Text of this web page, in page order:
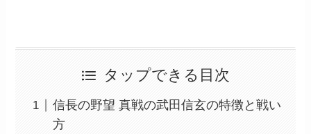
タップできる目次
信長の野望 真戦の武田信玄の特徴と戦い
方